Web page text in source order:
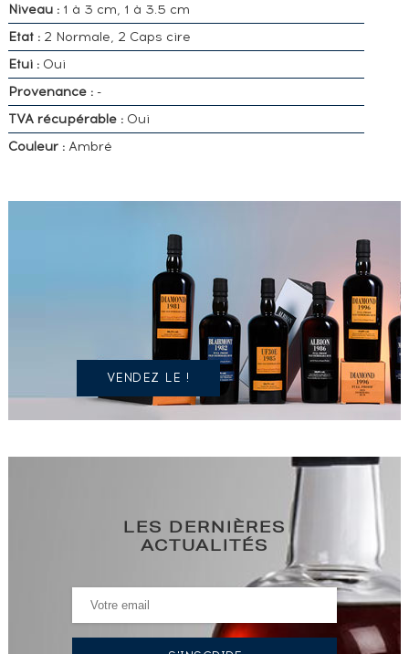
Niveau :1 à 3 cm, 1 à 3.5 cm
Etat :2 Normale, 2 Caps cire
Etui :Oui
Provenance :-
TVA récupérable :Oui
Couleur :Ambré
POSSÉDEZ
SPIRITUEUX
IDENTIQUE
VENDEZ LE !
LES DERNIÈRES
ACTUALITÉS